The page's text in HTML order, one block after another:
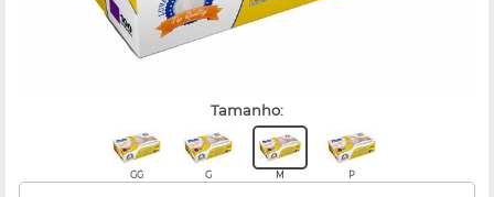
tamanho:
GG G M P